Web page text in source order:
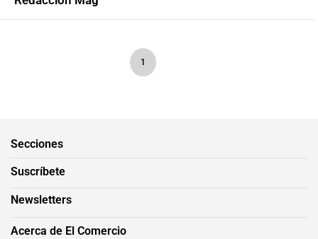
1
Secciones
Suscríbete
Newsletters
Acerca de El Comercio